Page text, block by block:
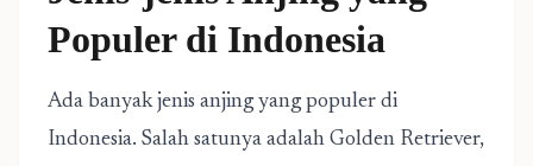
Populer di Indonesia
Ada banyak jenis anjing yang populer di
Indonesia. Salah satunya adalah Golden Retriever,